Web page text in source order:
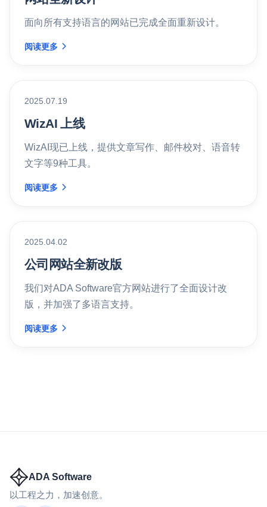
面向所有支持语言的网站已完成全面重新设计。
阅读更多
2025.07.19
WizAI 上线
WizAI现已上线，提供文章写作、邮件校对、语音转
文字等9种工具。
阅读更多
2025.04.02
公司网站全新改版
我们对ADA Software官方网站进行了全面设计改
版，并加强了多语言支持。
阅读更多
ADA Software
以工程之力，加速创意。